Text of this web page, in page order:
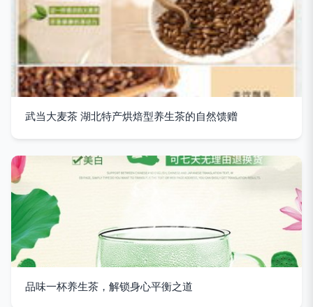
武当大麦茶 湖北特产烘焙型养生茶的自然馈赠
品味一杯养生茶，解锁身心平衡之道